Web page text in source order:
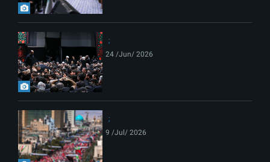
24 /Jun/ 2026
9 /Jul/ 2026